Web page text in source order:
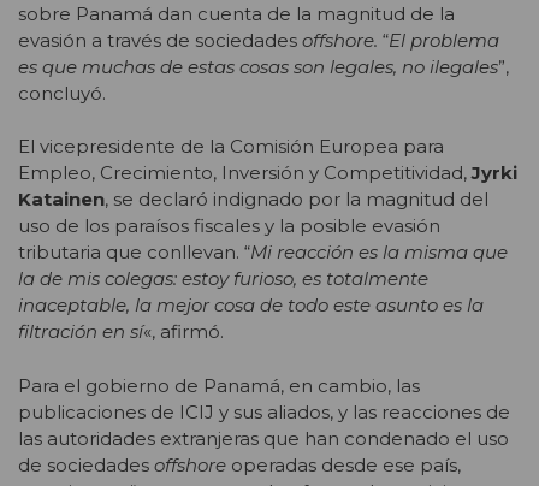
sobre Panamá dan cuenta de la magnitud de la
evasión a través de sociedades offshore. “El problema
es que muchas de estas cosas son legales, no ilegales”,
concluyó.
El vicepresidente de la Comisión Europea para
Empleo, Crecimiento, Inversión y Competitividad,Jyrki
Katainen, se declaró indignado por la magnitud del
uso de los paraísos fiscales y la posible evasión
tributaria que conllevan. “Mi reacción es la misma que
la de mis colegas: estoy furioso, es totalmente
inaceptable, la mejor cosa de todo este asunto es la
filtración en sí«, afirmó.
Para el gobierno de Panamá, en cambio, las
publicaciones de ICIJ y sus aliados, y las reacciones de
las autoridades extranjeras que han condenado el uso
de sociedades offshore operadas desde ese país,